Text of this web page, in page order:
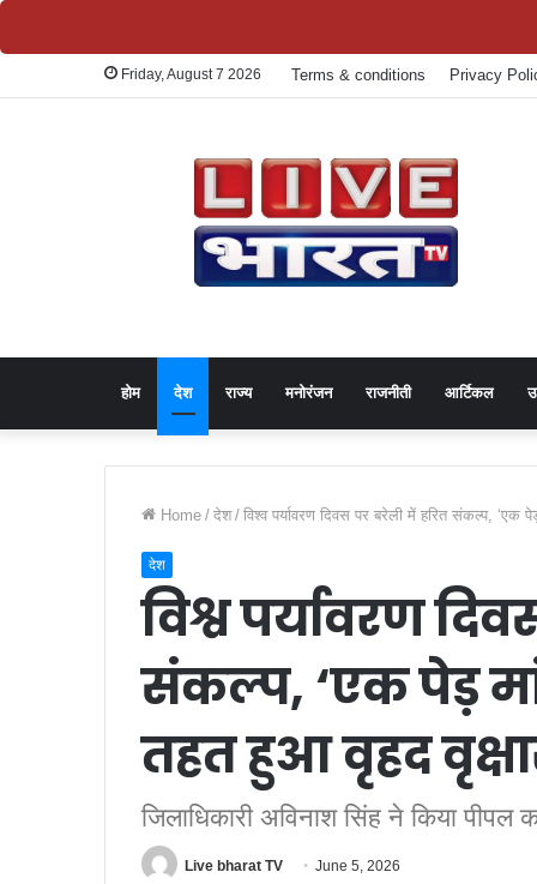
Friday, August 7 2026 Terms & conditions Privacy
होम देश राज्य मनोरंजन राजनीती आर्टिकल
Home / देश / विश्व पर्यावरण दिवस पर बरेली में हरित संकल्प, ‘एक
देश
विश्व पर्यावरण
संकल्प, ‘एक पेड़
तहत हुआ वृहद
जिलाधिकारी अविनाश सिंह ने किया पीपल
Live bharat TV June 5, 2026